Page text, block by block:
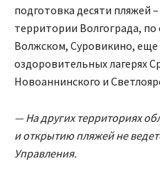
подготовка десяти пляжей
территории Волгограда,
Волжском, Суровикино, еще
оздоровительных лагерях
Новоаннинского и
— На других территориях
и открытию пляжей не
Управления.